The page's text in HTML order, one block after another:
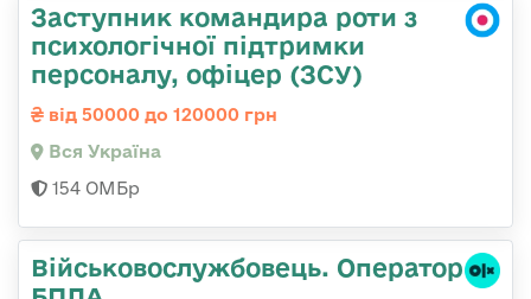
Заступник командира роти з
психологічної підтримки
персоналу, офіцер (ЗСУ)
від 50000 до 120000 грн
Вся Україна
154 ОМБр
Військовослужбовець. Оператор